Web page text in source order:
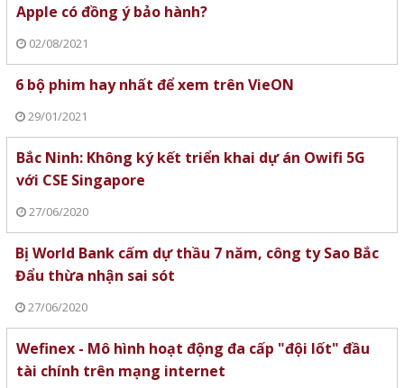
Apple có đồng ý bảo hành?
02/08/2021
6 bộ phim hay nhất để xem trên VieON
29/01/2021
Bắc Ninh: Không ký kết triển khai dự án Owifi 5G
với CSE Singapore
27/06/2020
Bị World Bank cấm dự thầu 7 năm, công ty Sao Bắc
Đẩu thừa nhận sai sót
27/06/2020
Wefinex - Mô hình hoạt động đa cấp "đội lốt" đầu
tài chính trên mạng internet